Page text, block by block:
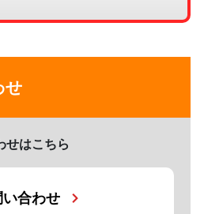
せ
せはこちら
い合わせ